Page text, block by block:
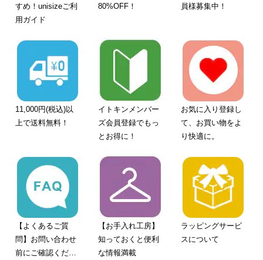
すめ！unisizeご利
用ガイド
80%OFF！
員様募集中！
11,000円(税込)以
上で送料無料！
イトキンメンバー
ズ会員登録でもっ
とお得に！
お気に入り登録し
て、お買い物をよ
り快適に。
【よくあるご質
問】お問い合わせ
前にご確認くださ
【お手入れ工房】
知っておくと便利
な情報満載
ラッピングサービ
スについて